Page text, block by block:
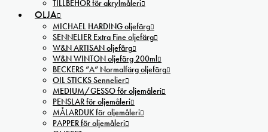
TILLBEHÖR för akrylmåleri
OLJA
MICHAEL HARDING oljefärg
SENNELIER Extra Fine oljefärg
W&N ARTISAN oljefärg
W&N WINTON oljefärg 200ml
BECKERS ”A” Normalfärg oljefärg
OIL STICKS Sennelier
MEDIUM/GESSO för oljemåleri
PENSLAR för oljemåleri
MÅLARDUK för oljemåleri
PAPPER för oljemåleri